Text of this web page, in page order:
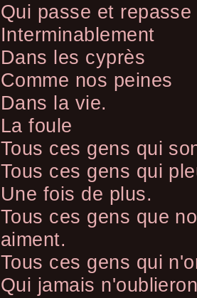
Qui passe et repasse
Interminablement
Dans les cyprès
Comme nos peines
Dans la vie.
La foule
Tous ces gens qui
Tous ces gens qui
Une fois de plus.
Tous ces gens que
aiment.
Tous ces gens qui
Qui jamais